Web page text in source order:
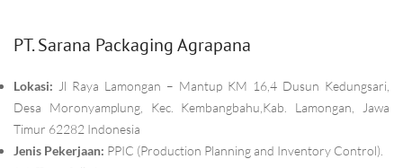
PT. Sarana Packaging Agrapana
Lokasi: Jl Raya Lamongan – Mantup KM 16,4 Dusun Kedungsari,
Desa Moronyamplung, Kec. Kembangbahu,Kab. Lamongan, Jawa
Timur 62282 Indonesia
Jenis Pekerjaan: PPIC (Production Planning and Inventory Control).